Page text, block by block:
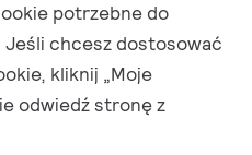
potrzebne do
Jeśli chcesz dostosować
kliknij „Moje
odwiedź stronę z